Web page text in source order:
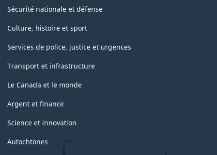
Sécurité nationale et défense
Culture, histoire et sport
Services de police, justice et urgences
Transport et infrastructure
Le Canada et le monde
Argent et finance
Science et innovation
Autochtones